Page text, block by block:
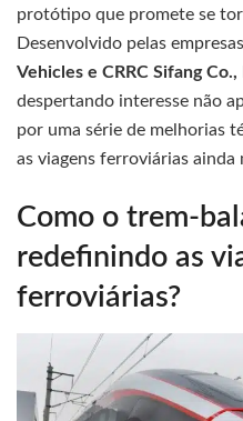
protótipo que promete se
Desenvolvido pelas empresas
Vehicles e CRRC Sifang Co.,
despertando interesse não
por uma série de melhorias
as viagens ferroviárias ainda
Como o trem-
redefinindo as
ferroviárias?